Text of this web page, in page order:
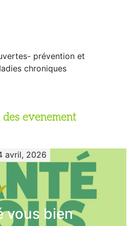
prévention et
chroniques
evenement
avril, 2026
vous bien